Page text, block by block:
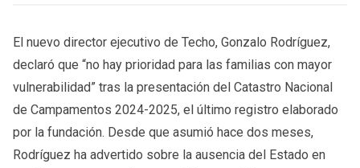
El nuevo director ejecutivo de Techo, Gonzalo Rodríguez,
declaró que “no hay prioridad para las familias con mayor
vulnerabilidad” tras la presentación del Catastro Nacional
de Campamentos 2024-2025, el último registro elaborado
por la fundación. Desde que asumió hace dos meses,
Rodríguez ha advertido sobre la ausencia del Estado en